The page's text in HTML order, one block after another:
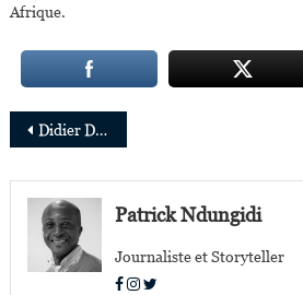
Afrique.
Navigation
de
l’article
Didier Drogba nommé ambassadeur du commerce intra-africain
Patrick Ndungidi
Journaliste et Storyteller